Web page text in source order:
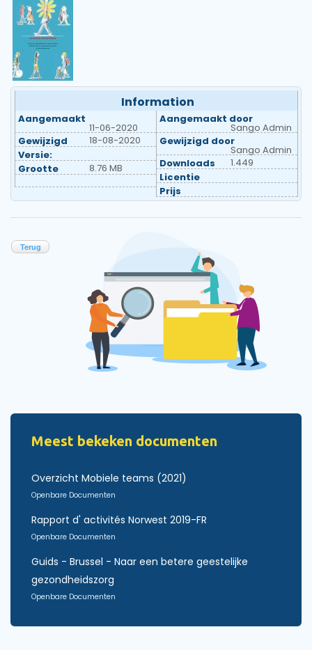
Information
Aangemaakt
11-06-2020
Gewijzigd
18-08-2020
Versie:
Grootte
8.76 MB
Aangemaakt door
Sango Admin
Gewijzigd door
Sango Admin
Downloads
1.449
Licentie
Prijs
Terug
Meest bekeken documenten
Overzicht Mobiele teams (2021)
Openbare Documenten
Rapport d' activités Norwest 2019-FR
Openbare Documenten
Guids - Brussel - Naar een betere geestelijke
gezondheidszorg
Openbare Documenten